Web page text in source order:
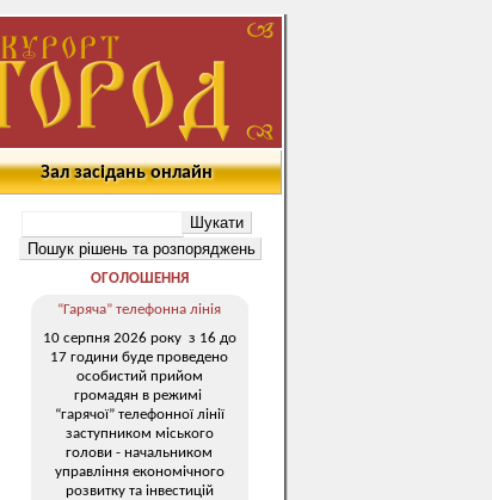
Зал засідань онлайн
ОГОЛОШЕННЯ
“Гаряча” телефонна лінія
10 серпня 2026 року з 16 до
17 години буде проведено
особистий прийом
громадян в режимі
“гарячої” телефонної лінії
заступником міського
голови - начальником
управління економічного
розвитку та інвестицій